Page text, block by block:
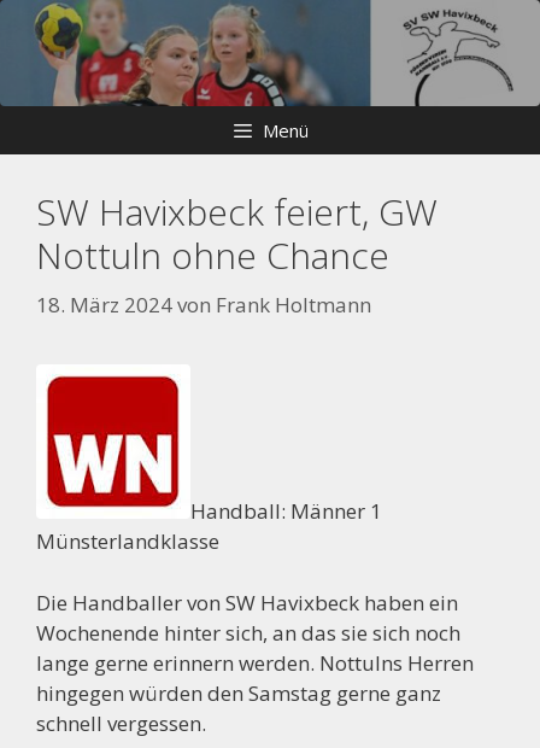
Zum
Inhalt
springen
Skip
content
Menü
SW Havixbeck feiert, GW
Nottuln ohne Chance
18. März 2024von Frank Holtmann
Handball: Männer 1
Münsterlandklasse
Die Handballer von SW Havixbeck haben ein
Wochenende hinter sich, an das sie sich noch
lange gerne erinnern werden. Nottulns Herren
hingegen würden den Samstag gerne ganz
schnell vergessen.